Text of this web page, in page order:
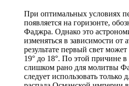
При оптимальных условиях
появляется на горизонте,
Фаджра. Однако это
изменяться в зависимости
результате первый свет
19° до 18°. По этой причине
слишком рано для молитвы
следует использовать только